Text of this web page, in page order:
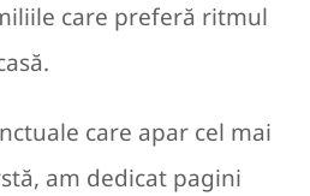
care preferă ritmul
care apar cel mai
am dedicat pagini